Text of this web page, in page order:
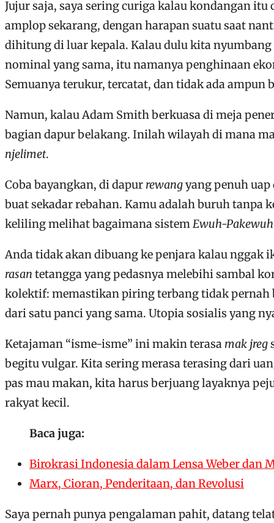
Jujur saja, saya sering curiga kalau kondangan
amplop sekarang, dengan harapan suatu saat
dihitung di luar kepala. Kalau dulu kita
nominal yang sama, itu namanya penghinaan
Semuanya terukur, tercatat, dan tidak ada ampun
Namun, kalau Adam Smith berkuasa di meja
bagian dapur belakang. Inilah wilayah di mana
njelimet.
Coba bayangkan, di dapur rewangyang penuh
buat sekadar rebahan. Kamu adalah buruh
keliling melihat bagaimana sistemEwuh-Pakewuh
Anda tidak akan dibuang ke penjara kalau nggak
rasan tetangga yang pedasnya melebihi sambal
kolektif: memastikan piring terbang tidak pernah
dari satu panci yang sama. Utopia sosialis yang
Ketajaman “isme-isme” ini makin terasa mak jreg
begitu vulgar. Kita sering merasa terasing dari
pas mau makan, kita harus berjuang layaknya
rakyat kecil.
Baca juga:
Birokrasi Indonesia dalam Lensa Weber dan
Marx, Cioran, Penderitaan, dan Revolusi
Saya pernah punya pengalaman pahit, datang